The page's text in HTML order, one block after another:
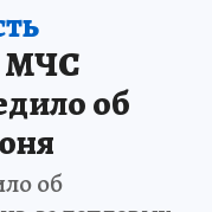
МЧС
об
об